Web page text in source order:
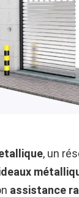
, un
assistance